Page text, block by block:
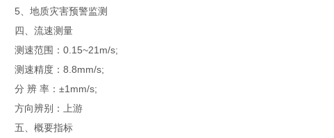
5、地质灾害预警监测
四、流速测量
测速范围：0.15~21m/s;
测速精度：8.8mm/s;
分 辨 率：±1mm/s;
方向辨别：上游
五、概要指标